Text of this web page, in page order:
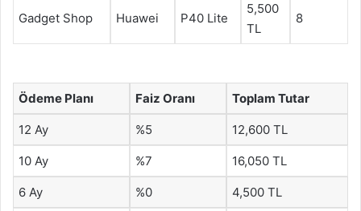
Gadget Shop Huawei P40 Lite
5,500
TL
8
Ödeme Planı Faiz Oranı Toplam Tutar
12 Ay %5 12,600 TL
10 Ay %7 16,050 TL
6 Ay %0 4,500 TL